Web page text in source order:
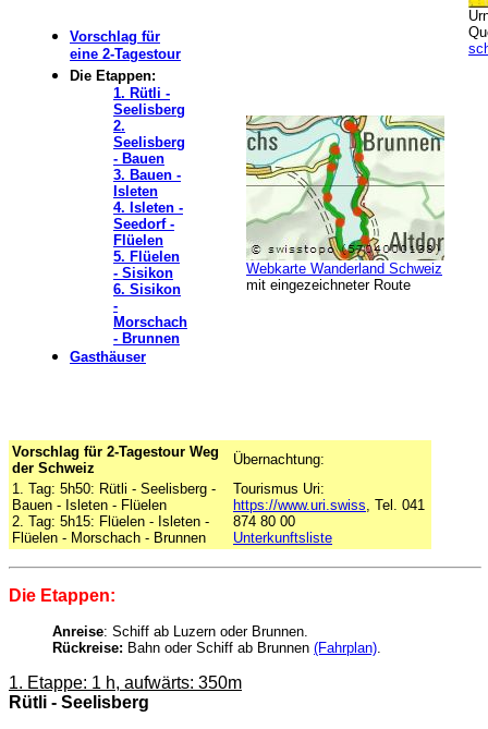
Vorschlag für
eine 2-Tagestour
Die Etappen:
1. Rütli -
Seelisberg
2.
Seelisberg
- Bauen
3. Bauen -
Isleten
4. Isleten -
Seedorf -
Flüelen
5. Flüelen
- Sisikon
6. Sisikon
-
Morschach
- Brunnen
Gasthäuser
Webkarte Wanderland Schweiz
mit eingezeichneter Route
Vorschlag für 2-Tagestour Weg
der Schweiz
Übernachtung:
1. Tag: 5h50: Rütli - Seelisberg -
Bauen - Isleten - Flüelen
2. Tag: 5h15: Flüelen - Isleten -
Flüelen - Morschach - Brunnen
Tourismus Uri:
https://www.uri.swiss, Tel. 041
874 80 00
Unterkunftsliste
Die Etappen:
Anreise: Schiff ab Luzern oder Brunnen.
Rückreise: Bahn oder Schiff ab Brunnen (Fahrplan).
1. Etappe: 1 h, aufwärts: 350m
Rütli - Seelisberg